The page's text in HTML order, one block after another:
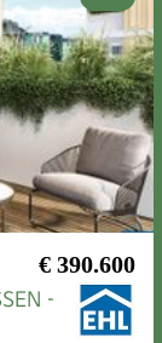
€ 390.600
-